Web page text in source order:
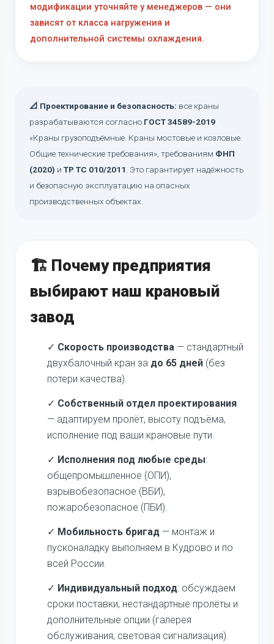
модификации уточняйте у менеджеров — они
зависят от класса нагружения и
дополнительной системы охлаждения.
📐 Проектирование и безопасность: все краны
разрабатываются согласно ГОСТ 34589-2019
«Краны грузоподъёмные. Краны мостовые и козловые.
Общие технические требования», требованиям ФНП
(2020) и ТР ТС 010/2011. Это гарантирует надёжность
и безопасную эксплуатацию на опасных
производственных объектах.
🏗️ Почему предприятия
выбирают наш крановый
завод
✓ Скорость производства — стандартный
двухбалочный кран за до 65 дней (без
потери качества).
✓ Собственный отдел проектирования
— адаптируем пролёт, высоту подъёма,
исполнение под ваши крановые пути.
✓ Исполнения под любые среды:
общепромышленное (ОПИ),
взрывобезопасное (ВБИ),
пожаробезопасное (ПБИ).
✓ Мобильность бригад — монтаж и
пусконаладку выполняем в Кудрово и по
всей России.
✓ Индивидуальный подход: обсуждаем
сроки поставки, нестандартные пролёты и
дополнительные опции (галерея
обслуживания, световая сигнализация).